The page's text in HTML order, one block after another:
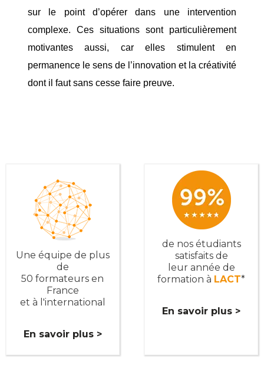
sur le point d’opérer dans une intervention
complexe. Ces situations sont particulièrement
motivantes aussi, car elles stimulent en
permanence le sens de l’innovation et la créativité
dont il faut sans cesse faire preuve.
Une équipe de plus
de
50 formateurs en
France
et à l'international
En savoir plus >
de nos étudiants
satisfaits de
leur année de
formation à LACT*
En savoir plus >